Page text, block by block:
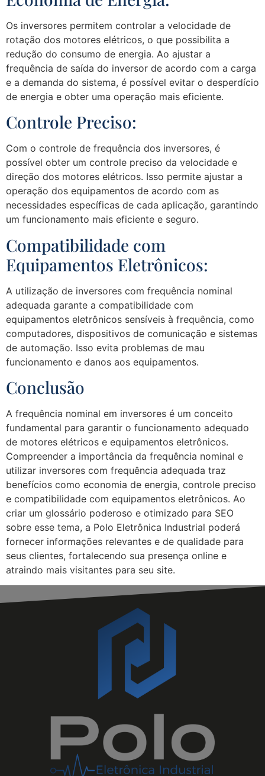
Os inversores permitem controlar a velocidade de
rotação dos motores elétricos, o que possibilita a
redução do consumo de energia. Ao ajustar a
frequência de saída do inversor de acordo com a carga
e a demanda do sistema, é possível evitar o desperdício
de energia e obter uma operação mais eficiente.
Controle Preciso:
Com o controle de frequência dos inversores, é
possível obter um controle preciso da velocidade e
direção dos motores elétricos. Isso permite ajustar a
operação dos equipamentos de acordo com as
necessidades específicas de cada aplicação, garantindo
um funcionamento mais eficiente e seguro.
Compatibilidade com
Equipamentos Eletrônicos:
A utilização de inversores com frequência nominal
adequada garante a compatibilidade com
equipamentos eletrônicos sensíveis à frequência, como
computadores, dispositivos de comunicação e sistemas
de automação. Isso evita problemas de mau
funcionamento e danos aos equipamentos.
Conclusão
A frequência nominal em inversores é um conceito
fundamental para garantir o funcionamento adequado
de motores elétricos e equipamentos eletrônicos.
Compreender a importância da frequência nominal e
utilizar inversores com frequência adequada traz
benefícios como economia de energia, controle preciso
e compatibilidade com equipamentos eletrônicos. Ao
criar um glossário poderoso e otimizado para SEO
sobre esse tema, a Polo Eletrônica Industrial poderá
fornecer informações relevantes e de qualidade para
seus clientes, fortalecendo sua presença online e
atraindo mais visitantes para seu site.